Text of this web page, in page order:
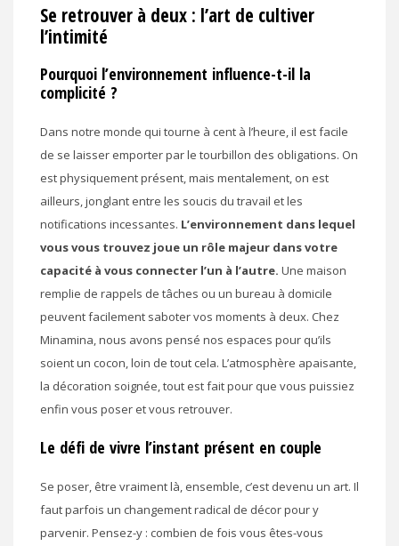
Se retrouver à deux : l’art de cultiver
l’intimité
Pourquoi l’environnement influence-t-il la
complicité ?
Dans notre monde qui tourne à cent à l’heure, il est facile
de se laisser emporter par le tourbillon des obligations. On
est physiquement présent, mais mentalement, on est
ailleurs, jonglant entre les soucis du travail et les
notifications incessantes. L’environnement dans lequel
vous vous trouvez joue un rôle majeur dans votre
capacité à vous connecter l’un à l’autre. Une maison
remplie de rappels de tâches ou un bureau à domicile
peuvent facilement saboter vos moments à deux. Chez
Minamina, nous avons pensé nos espaces pour qu’ils
soient un cocon, loin de tout cela. L’atmosphère apaisante,
la décoration soignée, tout est fait pour que vous puissiez
enfin vous poser et vous retrouver.
Le défi de vivre l’instant présent en couple
Se poser, être vraiment là, ensemble, c’est devenu un art. Il
faut parfois un changement radical de décor pour y
parvenir. Pensez-y : combien de fois vous êtes-vous